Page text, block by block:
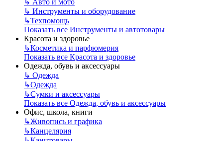
↳ Инструменты и оборудование
↳Техпомощь
Показать все Инструменты и автотовары
Красота и здоровье
↳Косметика и парфюмерия
Показать все Красота и здоровье
Одежда, обувь и аксессуары
↳ Одежда
↳Одежда
↳Сумки и аксессуары
Показать все Одежда, обувь и аксессуары
Офис, школа, книги
↳Живопись и графика
↳Канцелярия